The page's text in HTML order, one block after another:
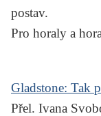
postav.
Pro horaly a
Gladstone: Tak
Přel. Ivana